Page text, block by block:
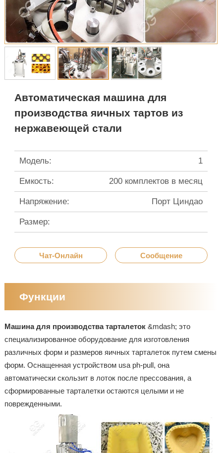
Автоматическая машина для
производства яичных тартов из
нержавеющей стали
Модель: 1
Емкость: 200 комплектов в месяц
Напряжение: Порт Циндао
Размер:
Чат-Онлайн Сообщение
Функции
Машина для производства тарталеток&mdash; это
специализированное оборудование для изготовления
различных форм и размеров яичных тарталеток путем смены
форм. Оснащенная устройством usa ph-pull, она
автоматически скользит в лоток после прессования, а
сформированные тарталетки остаются целыми и не
поврежденными.